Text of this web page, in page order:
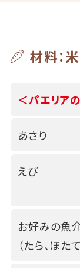
材料：
＜パエリア
あさり
えび
お好みの魚
（たら、ほた